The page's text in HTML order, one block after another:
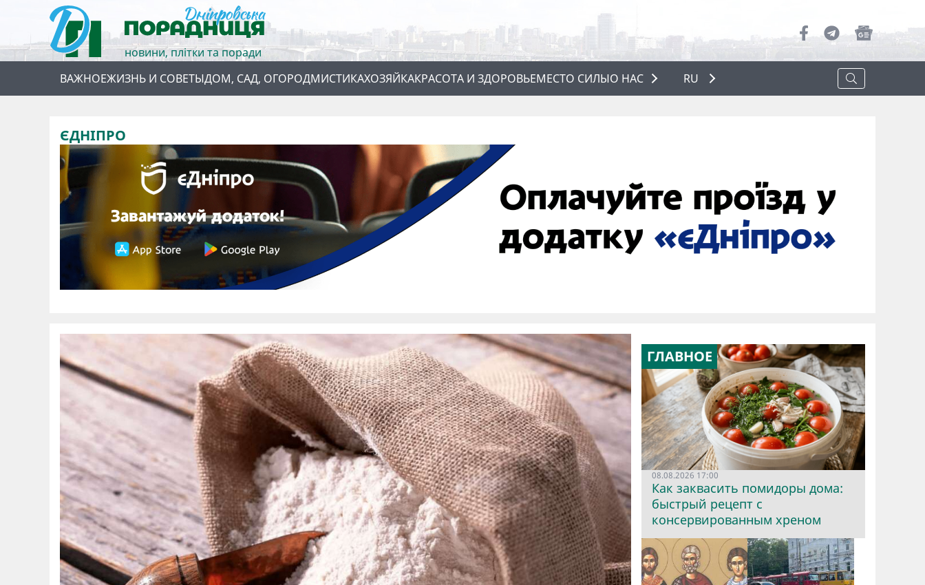
новини, плітки та поради
ВАЖНОЕЖИЗНЬ И СОВЕТЫДОМ, САД, ОГОРОДМИСТИКАХОЗЯЙКАКРАСОТА И ЗДОРОВЬЕМЕСТО СИЛЫО НАС
RU
ЄДНІПРО
ГЛАВНОЕ
08.08.2026 17:00
Как заквасить помидоры дома:
быстрый рецепт с
консервированным хреном